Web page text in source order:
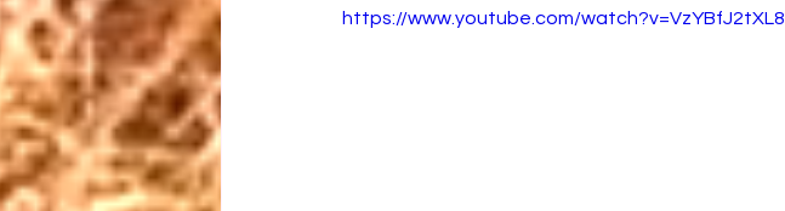
https://www.youtube.com/watch?v=VzYBfJ2tXL8